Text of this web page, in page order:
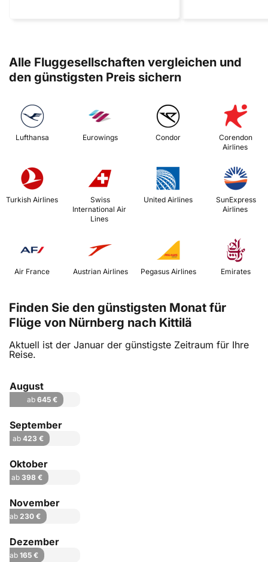
Alle Fluggesellschaften vergleichen und
den günstigsten Preis sichern
Lufthansa Eurowings Condor
Corendon
Airlines
Turkish Airlines
International Air
Lines
United Airlines
Airlines
Air France Austrian Airlines Emirates
Finden Sie den günstigsten Monat für
Flüge von Nürnberg nach Kittilä
Aktuell ist der Januar der günstigste Zeitraum für Ihre
Reise.
August
ab 645 €
September
ab423 €
Oktober
ab 398 €
November
ab 230 €
Dezember
ab 165 €